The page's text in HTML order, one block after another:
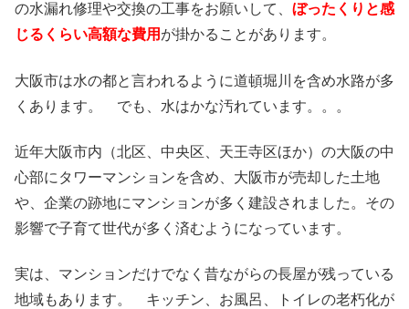
の水漏れ修理や交換の工事をお願いして、 ぼったくりと感
じるくらい高額な費用 が掛かることがあります。
大阪市は水の都と言われるように道頓堀川を含め水路が多
くあります。 でも、水はかな汚れています。。。
近年大阪市内（北区、中央区、天王寺区ほか）の大阪の中
心部にタワーマンションを含め、大阪市が売却した土地
や、企業の跡地にマンションが多く建設されました。その
影響で子育て世代が多く済むようになっています。
実は、マンションだけでなく昔ながらの長屋が残っている
地域もあります。 キッチン、お風呂、トイレの老朽化が